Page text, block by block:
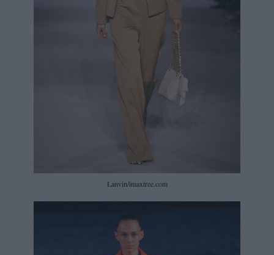
Lanvin/imaxtree.com